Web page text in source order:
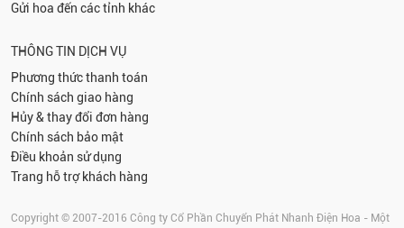
Gửi hoa đến các tỉnh khác
THÔNG TIN DỊCH VỤ
Phương thức thanh toán
Chính sách giao hàng
Hủy & thay đổi đơn hàng
Chính sách bảo mật
Điều khoản sử dụng
Trang hỗ trợ khách hàng
Copyright © 2007-2016 Công ty Cổ Phần Chuyển Phát Nhanh Điện Hoa - Một